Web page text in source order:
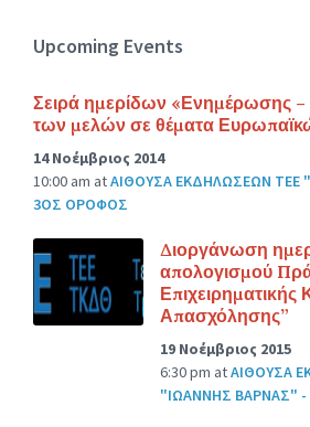
Upcoming Events
Σειρά ημερίδων «Ενημέρωσης
των μελών σε θέματα
14 Νοέμβριος 2014
10:00 am atΑΙΘΟΥΣΑ ΕΚΔΗΛΩΣΕΩΝ ΤΕΕ
3ΟΣ ΟΡΟΦΟΣ
Διοργάνωση
απολογισμού
Επιχειρηματικής
Απασχόλησης”
19 Νοέμβριος 2015
6:30 pm atΑΙΘΟΥΣΑ
"ΙΩΑΝΝΗΣ ΒΑΡΝΑΣ"